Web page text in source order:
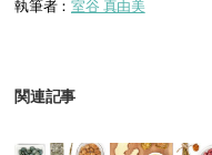
執筆者： 室谷 真由美
関連記事